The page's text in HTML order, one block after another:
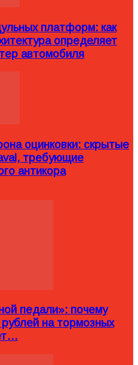
платформ: как
определяет
автомобиля
оцинковки: скрытые
требующие
антикора
педали»: почему
на тормозных